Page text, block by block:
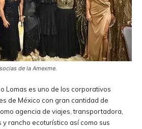
de la Amexme.
Lomas es uno de los corporativos
de México con gran cantidad de
agencia de viajes, transportadora,
y rancho ecoturístico así como sus